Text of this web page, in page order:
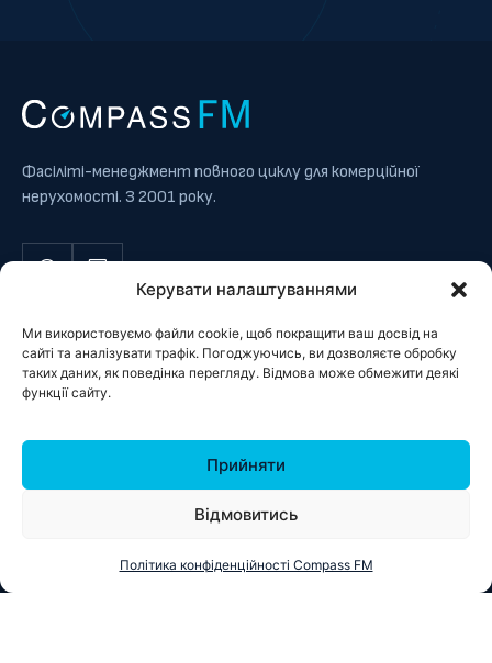
Керувати налаштуваннями
Ми використовуємо файли cookie, щоб покращити ваш досвід на
сайті та аналізувати трафік. Погоджуючись, ви дозволяєте обробку
таких даних, як поведінка перегляду. Відмова може обмежити деякі
функції сайту.
Прийняти
Відмовитись
Політика конфіденційності Compass FM
Фасіліті-менеджмент повного циклу для комерційної
нерухомості. З 2001 року.
САЙТ
Про нас
Об’єкти